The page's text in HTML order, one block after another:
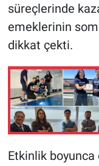
süreçlerinde
emeklerinin
dikkat çekti.
Etkinlik